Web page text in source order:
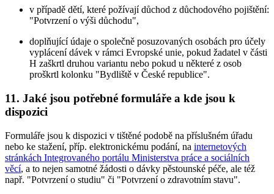
v případě dětí, které požívají důchod z důchodového pojištění:
"Potvrzení o výši důchodu",
doplňující údaje o společně posuzovaných osobách pro účely
vyplácení dávek v rámci Evropské unie, pokud žadatel v části
H zaškrtl druhou variantu nebo pokud u některé z osob
proškrtl kolonku "Bydliště v České republice".
11. Jaké jsou potřebné formuláře a kde jsou k
dispozici
Formuláře jsou k dispozici v tištěné podobě na příslušném úřadu
nebo ke stažení, příp. elektronickému podání, na internetových
stránkách Integrovaného portálu Ministerstva práce a sociálních
věcí, a to nejen samotné žádosti o dávky pěstounské péče, ale též
např. "Potvrzení o studiu" či "Potvrzení o zdravotním stavu".